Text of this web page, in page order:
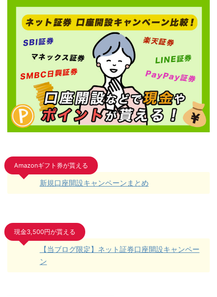
Amazonギフト券が貰える
新規口座開設キャンペーンまとめ
現金3,500円が貰える
【当ブログ限定】ネット証券口座開設キャンペー
ン